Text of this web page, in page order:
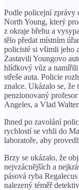
Podle policejní zprávy
North Young, který
z okraje břehu a
tělo předat místním
policisté si všimli jeho
Zastavili Youngovo
hlídkový vůz a namířili
střeše auta. Policie
znalce. Ukázalo se,
penzionovaný
Angeles, a Vlad
Ihned po zavolání
rychlostí se vrhli do
laboratoře, aby
Brzy se ukázalo, že
nejvzácnějších a
pásová ryba
nalezený téměř